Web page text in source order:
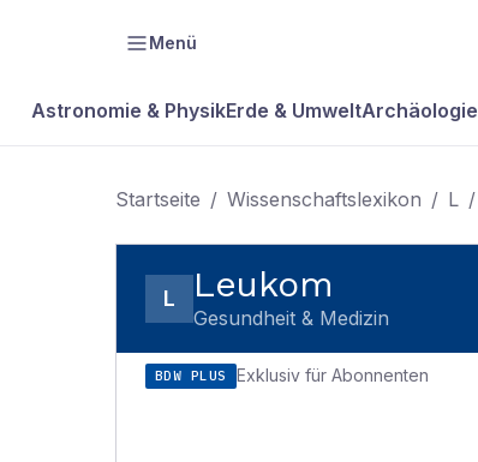
Menü
Astronomie & PhysikErde & UmweltArchäologie
Startseite / Wissenschaftslexikon / L /
L Leukom
Gesundheit & Medizin
BDW PLUS Exklusiv für Abonnenten